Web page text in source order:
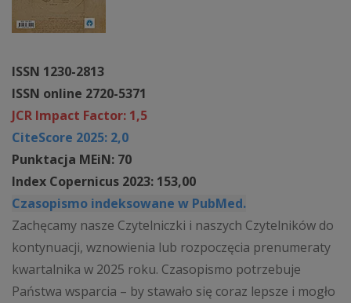
ISSN 1230-2813
ISSN online 2720-5371
JCR Impact Factor: 1,5
CiteScore 2025: 2,0
Punktacja MEiN: 70
Index Copernicus 2023: 153,00
Czasopismo indeksowane w PubMed.
Zachęcamy nasze Czytelniczki i naszych Czytelników do
kontynuacji, wznowienia lub rozpoczęcia prenumeraty
kwartalnika w 2025 roku. Czasopismo potrzebuje
Państwa wsparcia – by stawało się coraz lepsze i mogło